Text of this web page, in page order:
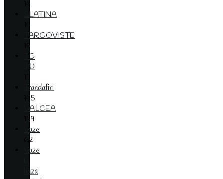
14
SLATINA
14
TARGOVISTE
14
TG
JIU
Trandafiri
145
VALCEA
149
Vaze
62
Vaze
baza